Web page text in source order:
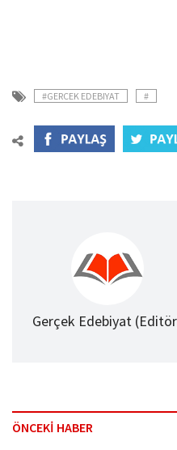
#GERCEK EDEBIYAT #
Gerçek Edebiyat
ÖNCEKİ HABER